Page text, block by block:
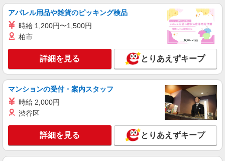
アパレル用品や雑貨のピッキング検品
時給 1,200円〜1,500円
柏市
詳細を見る とりあえずキープ
マンションの受付・案内スタッフ
時給 2,000円
渋谷区
詳細を見る とりあえずキープ